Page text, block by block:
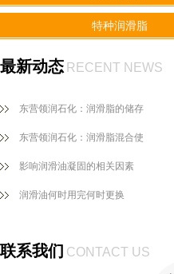
特种润滑脂
最新动态 RECENT NEWS
东营领润石化：润滑脂的储存
东营领润石化：润滑脂混合使
影响润滑油凝固的相关因素
润滑油何时用完何时更换
联系我们 CONTACT US